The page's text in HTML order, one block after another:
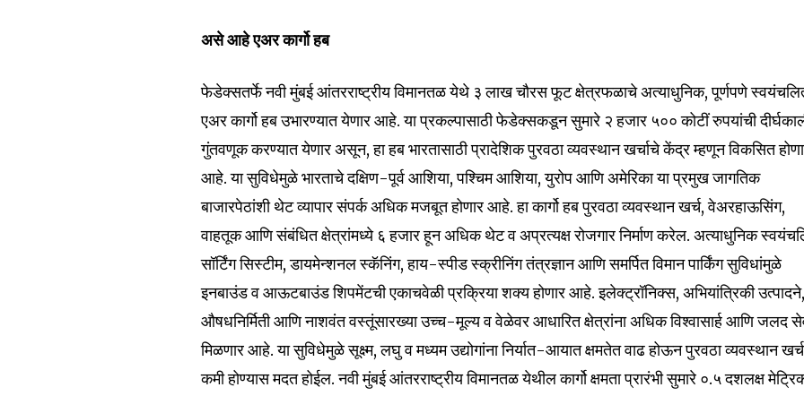
असे आहे एअर कार्गो हब
फेडेक्सतर्फे नवी मुंबई आंतरराष्ट्रीय विमानतळ येथे ३ लाख चौरस फूट क्षेत्रफळाचे अत्याधुनिक, पूर्णपणे
एअर कार्गो हब उभारण्यात येणार आहे. या प्रकल्पासाठी फेडेक्सकडून सुमारे २ हजार ५०० कोटीं रुपयांची
गुंतवणूक करण्यात येणार असून, हा हब भारतासाठी प्रादेशिक पुरवठा व्यवस्थान खर्चाचे केंद्र म्हणून विकसित
आहे. या सुविधेमुळे भारताचे दक्षिण-पूर्व आशिया, पश्चिम आशिया, युरोप आणि अमेरिका या प्रमुख जागतिक
बाजारपेठांशी थेट व्यापार संपर्क अधिक मजबूत होणार आहे. हा कार्गो हब पुरवठा व्यवस्थान खर्च, वेअरहाऊसिंग,
वाहतूक आणि संबंधित क्षेत्रांमध्ये ६ हजार हून अधिक थेट व अप्रत्यक्ष रोजगार निर्माण करेल. अत्याधुनिक
सॉर्टिंग सिस्टीम, डायमेन्शनल स्कॅनिंग, हाय-स्पीड स्क्रीनिंग तंत्रज्ञान आणि समर्पित विमान पार्किंग सुविधांमुळे
इनबाउंड व आऊटबाउंड शिपमेंटची एकाचवेळी प्रक्रिया शक्य होणार आहे. इलेक्ट्रॉनिक्स, अभियांत्रिकी
औषधनिर्मिती आणि नाशवंत वस्तूंसारख्या उच्च-मूल्य व वेळेवर आधारित क्षेत्रांना अधिक विश्वासार्ह आणि जलद
मिळणार आहे. या सुविधेमुळे सूक्ष्म, लघु व मध्यम उद्योगांना निर्यात-आयात क्षमतेत वाढ होऊन पुरवठा व्यवस्थान खर्च
कमी होण्यास मदत होईल. नवी मुंबई आंतरराष्ट्रीय विमानतळ येथील कार्गो क्षमता प्रारंभी सुमारे ०.५ दशलक्ष